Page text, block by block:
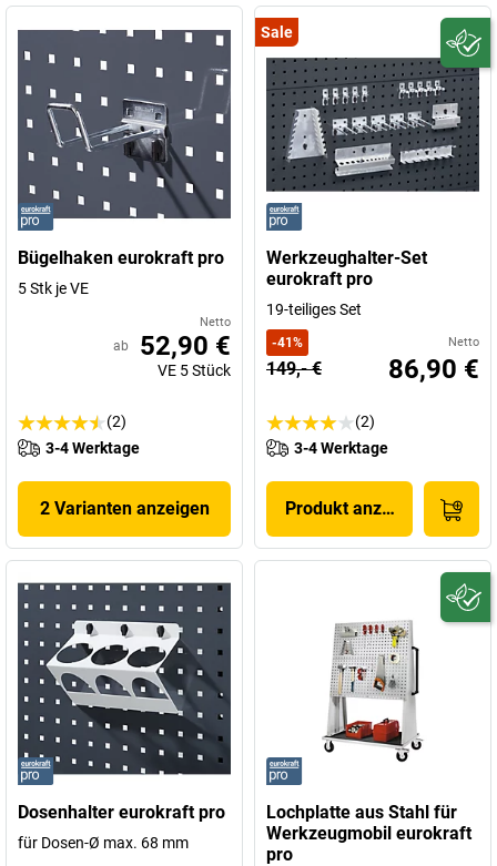
Bügelhaken eurokraft pro
5 Stk je VE
Netto
ab 52,90 €
VE 5Stück
(2)
3-4 Werktage
2 Varianten anzeigen
Sale
Werkzeughalter-Set
eurokraft pro
19-teiliges Set
-41 % Netto
149,- € 86,90 €
(2)
3-4 Werktage
Produkt anzeigen
Dosenhalter eurokraft pro
für Dosen-Ø max. 68 mm
Lochplatte aus Stahl für
Werkzeugmobil eurokraft
pro